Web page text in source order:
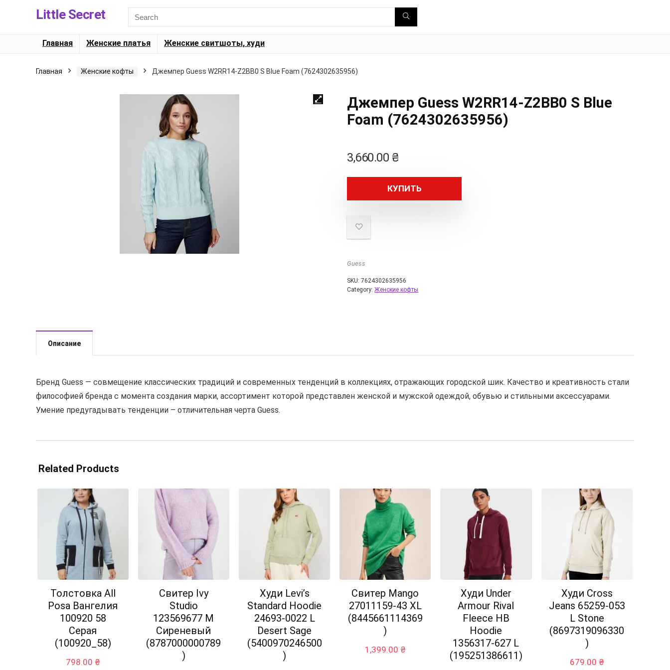
Little Secret
Главная Женские платья Женские свитшоты, худи
Главная Женские кофты Джемпер Guess W2RR14-Z2BB0 S Blue Foam (7624302635956)
Джемпер Guess W2RR14-Z2BB0 S Blue
Foam (7624302635956)
3,660.00 ₴
КУПИТЬ
Guess
SKU: 7624302635956
Category: Женские кофты
Описание
Бренд Guess — совмещение классических традиций и современных тенденций в коллекциях, отражающих городской шик. Качество и креативность стали
философией бренда с момента создания марки, ассортимент которой представлен женской и мужской одеждой, обувью и стильными аксессуарами.
Умение предугадывать тенденции – отличительная черта Guess.
Related Products
Толстовка All
Posa Вангелия
100920 58
Серая
(100920_58)
798.00 ₴
Свитер Ivy
Studio
123569677 M
Сиреневый
(8787000000789
)
Худи Levi’s
Standard Hoodie
24693-0022 L
Desert Sage
(5400970246500
)
Свитер Mango
27011159-43 XL
(8445661114369
)
1,399.00 ₴
Худи Under
Armour Rival
Fleece HB
Hoodie
1356317-627 L
(195251386611)
Худи Cross
Jeans 65259-053
L Stone
(8697319096330
)
679.00 ₴